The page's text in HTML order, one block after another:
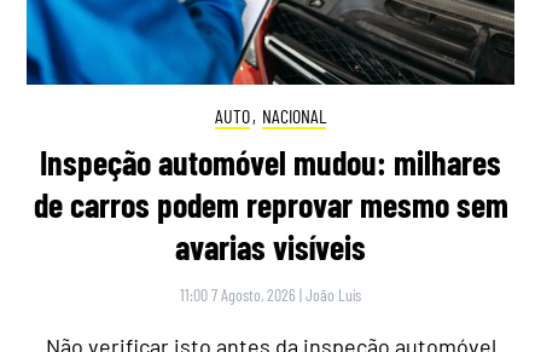
AUTO, NACIONAL
Inspeção automóvel mudou: milhares
de carros podem reprovar mesmo sem
avarias visíveis
11:00 7 Agosto, 2026 |João Luís
Não verificar isto antes da inspeção automóvel